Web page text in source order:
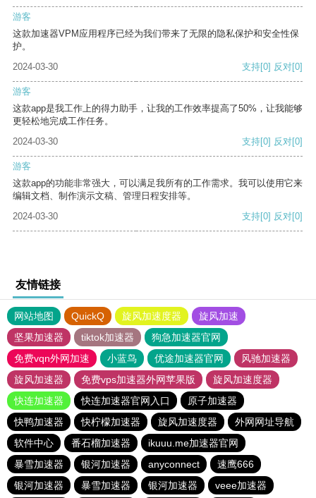
游客
这款加速器VPM应用程序已经为我们带来了无限的隐私保护和安全性保
护。
2024-03-30
支持[0] 反对[0]
游客
这款app是我工作上的得力助手，让我的工作效率提高了50%，让我能够
更轻松地完成工作任务。
2024-03-30
支持[0] 反对[0]
游客
这款app的功能非常强大，可以满足我所有的工作需求。我可以使用它来
编辑文档、制作演示文稿、管理日程安排等。
2024-03-30
支持[0] 反对[0]
友情链接
网站地图 QuickQ 旋风加速度器
旋风加速
坚果加速器
tiktok加速器
狗急加速器官网
免费vqn外网加速
小蓝鸟 优途加速器官网
风驰加速器
旋风加速器
免费vps加速器外网苹果版
旋风加速度器
快连加速器
快连加速器官网入口
原子加速器
快鸭加速器
快柠檬加速器 旋风加速度器
外网网址导航
软件中心
番石榴加速器
ikuuu.me加速器官网
暴雪加速器
银河加速器 anyconnect
速鹰666
银河加速器
暴雪加速器 银河加速器 veee加速器